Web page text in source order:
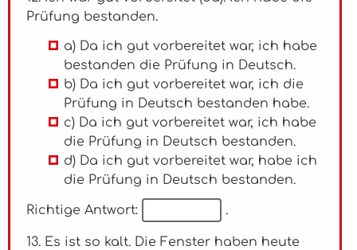
Prüfung bestanden.
a) Da ich gut vorbereitet war, ich habe
bestanden die Prüfung in Deutsch.
b) Da ich gut vorbereitet war, ich die
Prüfung in Deutsch bestanden habe.
c) Da ich gut vorbereitet war, ich habe
die Prüfung in Deutsch bestanden.
d) Da ich gut vorbereitet war, habe ich
die Prüfung in Deutsch bestanden.
Richtige Antwort: .
13. Es ist so kalt. Die Fenster haben heute